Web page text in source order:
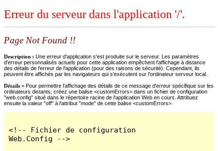
Erreur du serveur dans l'application '/'.
Page Not Found !!
Description : Une erreur d'application s'est produite sur le serveur. Les paramètres
d'erreur personnalisés actuels pour cette application empêchent l'affichage à distance
des détails de l'erreur de l'application (pour des raisons de sécurité). Cependant, ils
peuvent être affichés par les navigateurs qui s'exécutent sur l'ordinateur serveur local.
Détails = Pour permettre l'affichage des détails de ce message d'erreur spécifique sur les
ordinateurs distants, créez une balise <customErrors> dans un fichier de configuration
"web.config" situé dans le répertoire racine de l'application Web en cours. Attribuez
ensuite la valeur "off" à l'attribut "mode" de cette balise <customErrors>.
<!-- Fichier de configuration
Web.Config -->